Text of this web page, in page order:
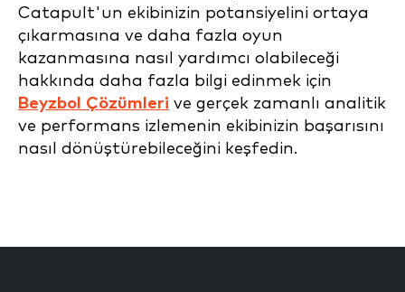
Catapult'un ekibinizin potansiyelini ortaya
çıkarmasına ve daha fazla oyun
kazanmasına nasıl yardımcı olabileceği
hakkında daha fazla bilgi edinmek için
Beyzbol Çözümleri ve gerçek zamanlı analitik
ve performans izlemenin ekibinizin başarısını
nasıl dönüştürebileceğini keşfedin.